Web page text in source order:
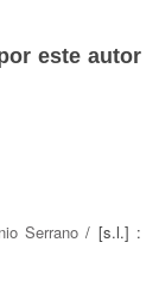
este autor
Serrano / [s.l.] :